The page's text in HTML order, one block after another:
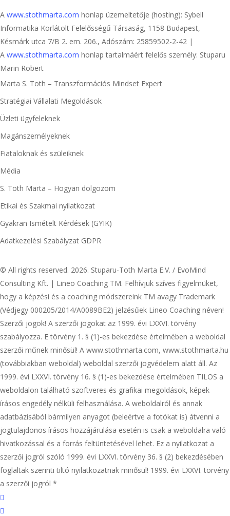
A www.stothmarta.com honlap üzemeltetője (hosting): Sybell
Informatika Korlátolt Felelősségű Társaság, 1158 Budapest,
Késmárk utca 7/B 2. em. 206., Adószám: 25859502-2-42 |
A www.stothmarta.com honlap tartalmáért felelős személy: Stuparu
Marin Robert
Marta S. Toth – Transzformációs Mindset Expert
Stratégiai Vállalati Megoldások
Üzleti ügyfeleknek
Magánszemélyeknek
Fiataloknak és szüleiknek
Média
S. Toth Marta – Hogyan dolgozom
Etikai és Szakmai nyilatkozat
Gyakran Ismételt Kérdések (GYIK)
Adatkezelési Szabályzat GDPR
© All rights reserved. 2026. Stuparu-Toth Marta E.V. / EvoMind
Consulting Kft. | Lineo Coaching TM. Felhívjuk szíves figyelmüket,
hogy a képzési és a coaching módszereink TM avagy Trademark
(Védjegy 000205/2014/A0089BE2) jelzésűek Lineo Coaching néven!
Szerzői jogok! A szerzői jogokat az 1999. évi LXXVI. törvény
szabályozza. E törvény 1. § (1)-es bekezdése értelmében a weboldal
szerzői műnek minősül! A www.stothmarta.com, www.stothmarta.hu
(továbbiakban weboldal) weboldal szerzői jogvédelem alatt áll. Az
1999. évi LXXVI. törvény 16. § (1)-es bekezdése értelmében TILOS a
weboldalon található szoftveres és grafikai megoldások, képek
írásos engedély nélküli felhasználása. A weboldalról és annak
adatbázisából bármilyen anyagot (beleértve a fotókat is) átvenni a
jogtulajdonos írásos hozzájárulása esetén is csak a weboldalra való
hivatkozással és a forrás feltüntetésével lehet. Ez a nyilatkozat a
szerzői jogról szóló 1999. évi LXXVI. törvény 36. § (2) bekezdésében
foglaltak szerinti tiltó nyilatkozatnak minősül! 1999. évi LXXVI. törvény
a szerzői jogról *
facebook
linkedin